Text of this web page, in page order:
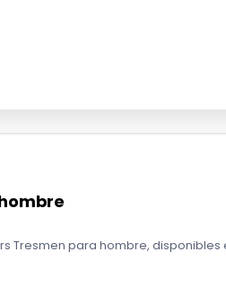
Tresmen para hombre,